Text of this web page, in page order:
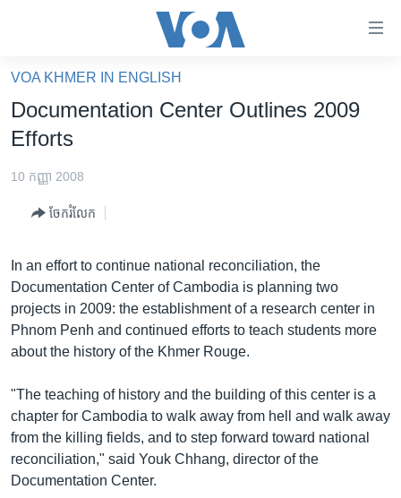
គេហទំព័រ​
ទាក់ទង
និង​
ម្តង
រំលង​
និង​
ចូល​
ទៅ​
រចនា
សម្ព័ន្ធ​
រំលង​
និង​
ចូល​
ហេឡូវីអូអេ
ព្រឹត្តិការណ៍ព័ត៌មាន
ទូរទស្សន៍ / វីដេអូ​
វិទ្យុ / ផតខាសថ៍
Khmer English
បណ្តាញ​សង្គម
VOA KHMER IN ENGLISH
Documentation Center Outlines 2009
Efforts
10 កញ្ញា 2008
ចែករំលែក
In an effort to continue national reconciliation, the
Documentation Center of Cambodia is planning two
projects in 2009: the establishment of a research center in
Phnom Penh and continued efforts to teach students more
about the history of the Khmer Rouge.
"The teaching of history and the building of this center is a
chapter for Cambodia to walk away from hell and walk away
from the killing fields, and to step forward toward national
reconciliation," said Youk Chhang, director of the
Documentation Center.